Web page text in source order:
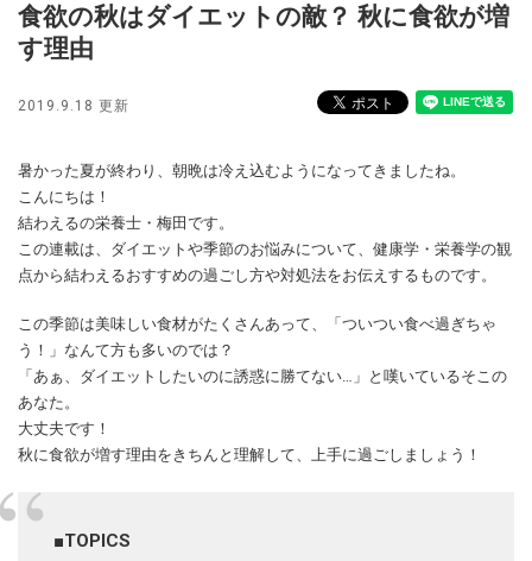
食欲の秋はダイエットの敵？ 秋に食欲が増
す理由
2019.9.18 更新
暑かった夏が終わり、朝晩は冷え込むようになってきましたね。
こんにちは！
結わえるの栄養士・梅田です。
この連載は、ダイエットや季節のお悩みについて、健康学・栄養学の観
点から結わえるおすすめの過ごし方や対処法をお伝えするものです。
この季節は美味しい食材がたくさんあって、「ついつい食べ過ぎちゃ
う！」なんて方も多いのでは？
「あぁ、ダイエットしたいのに誘惑に勝てない…」と嘆いているそこの
あなた。
大丈夫です！
秋に食欲が増す理由をきちんと理解して、上手に過ごしましょう！
■TOPICS